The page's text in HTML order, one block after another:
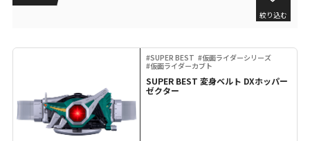
絞り込む
#SUPER BEST #仮面ライダーシリーズ
#仮面ライダーカブト
SUPER BEST 変身ベルト DXホッパー
ゼクター